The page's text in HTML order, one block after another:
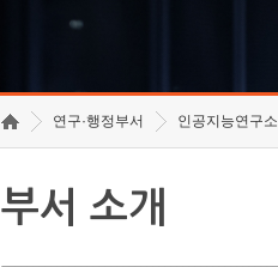
연구·행정부서 인공지능연구소
부서 소개